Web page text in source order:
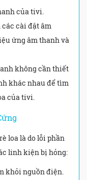
của tivi.
cài đặt âm
ứng âm thanh và
không cần thiết
khác nhau để tìm
của tivi.
loa là do lỗi phần
linh kiện bị hỏng:
khỏi nguồn điện.